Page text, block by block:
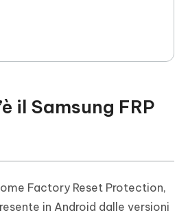
il Samsung FRP
Factory Reset Protection,
in Android dalle versioni